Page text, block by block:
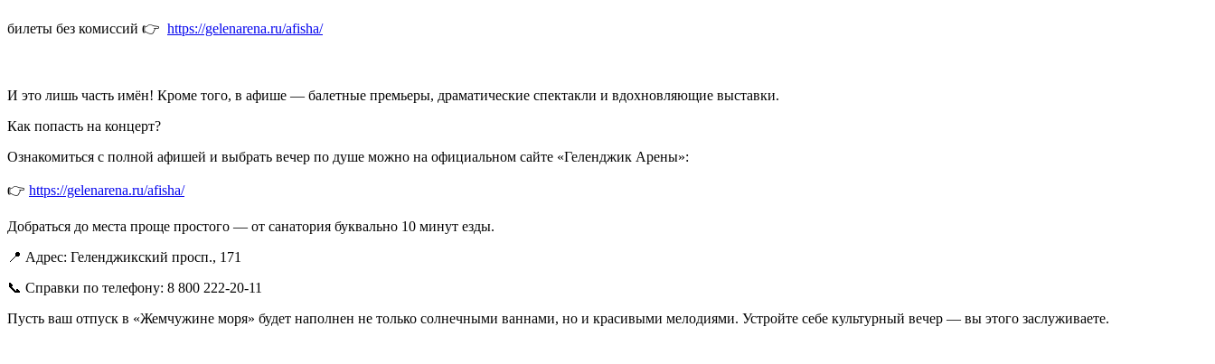
билеты без комиссий 👉 https://gelenarena.ru/afisha/
И это лишь часть имён! Кроме того, в афише — балетные премьеры, драматические спектакли и вдохновляющие выставки.
Как попасть на концерт?
Ознакомиться с полной афишей и выбрать вечер по душе можно на официальном сайте «Геленджик Арены»:
👉 https://gelenarena.ru/afisha/
Добраться до места проще простого — от санатория буквально 10 минут езды.
📍 Адрес: Геленджикский просп., 171
📞 Справки по телефону: 8 800 222-20-11
Пусть ваш отпуск в «Жемчужине моря» будет наполнен не только солнечными ваннами, но и красивыми мелодиями. Устройте себе культурный вечер — вы этого заслуживаете.